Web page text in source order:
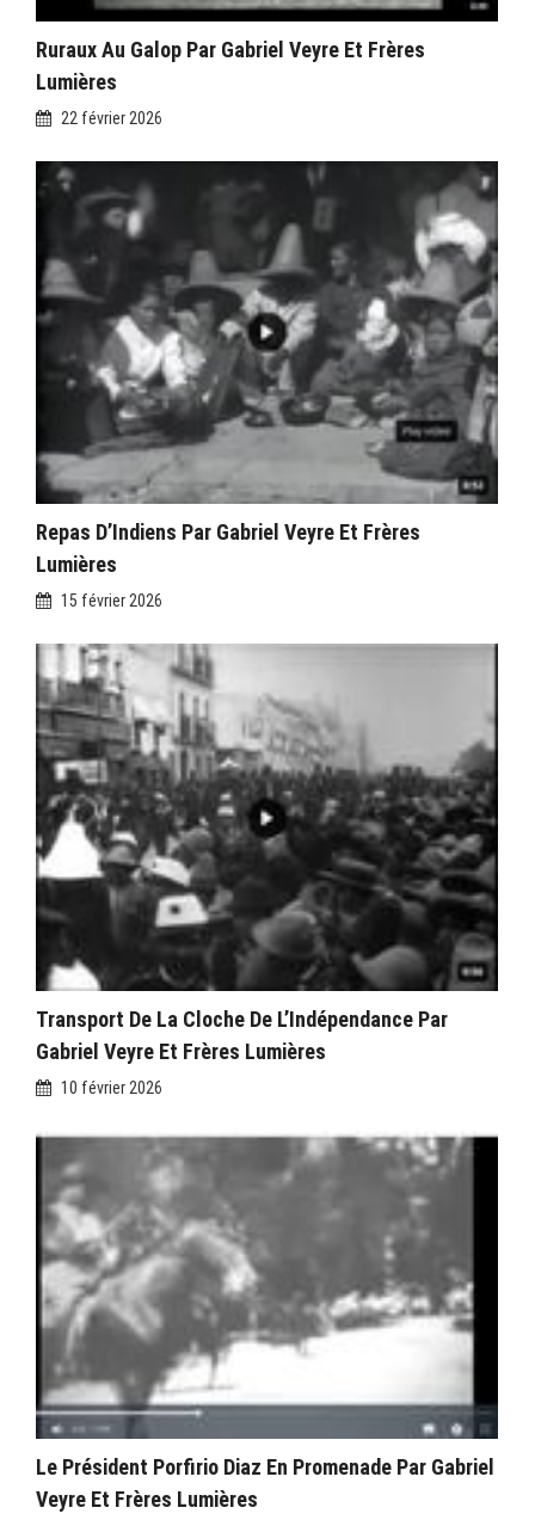
Ruraux Au Galop Par Gabriel Veyre Et Frères
Lumières
22 février 2026
Repas D’Indiens Par Gabriel Veyre Et Frères
Lumières
15 février 2026
Transport De La Cloche De L’Indépendance Par
Gabriel Veyre Et Frères Lumières
10 février 2026
Le Président Porfirio Diaz En Promenade Par Gabriel
Veyre Et Frères Lumières